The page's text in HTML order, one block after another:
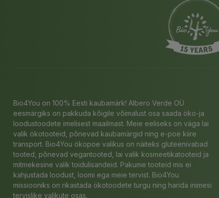
Bio4You on 100% Eesti kaubamärk! Albero Verde OÜ
eesmärgiks on pakkuda kõigile võimalust osa saada öko-ja
loodustoodete imelisest maailmast. Meie eeliseks on väga lai
valik ökotooteid, põnevad kaubamärgid ning e-poe kiire
transport. Bio4You ökopoe valikus on näiteks gluteenivabad
tooted, põnevad vegantooted, lai valik kosmeetikatooteid ja
mitmekesine valik toidulisandeid. Pakume tooteid mis ei
kahjustada loodust, loomi ega meie tervist. Bio4You
missiooniks on rikastada ökotoodete turgu ning harida inimesi
tervislike valikute osas.